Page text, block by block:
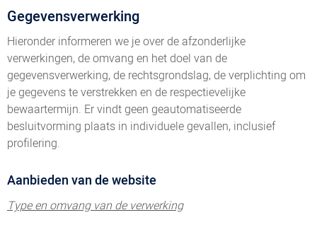
Gegevensverwerking
Hieronder informeren we je over de afzonderlijke
verwerkingen, de omvang en het doel van de
gegevensverwerking, de rechtsgrondslag, de verplichting om
je gegevens te verstrekken en de respectievelijke
bewaartermijn. Er vindt geen geautomatiseerde
besluitvorming plaats in individuele gevallen, inclusief
profilering.
Aanbieden van de website
Type en omvang van de verwerking